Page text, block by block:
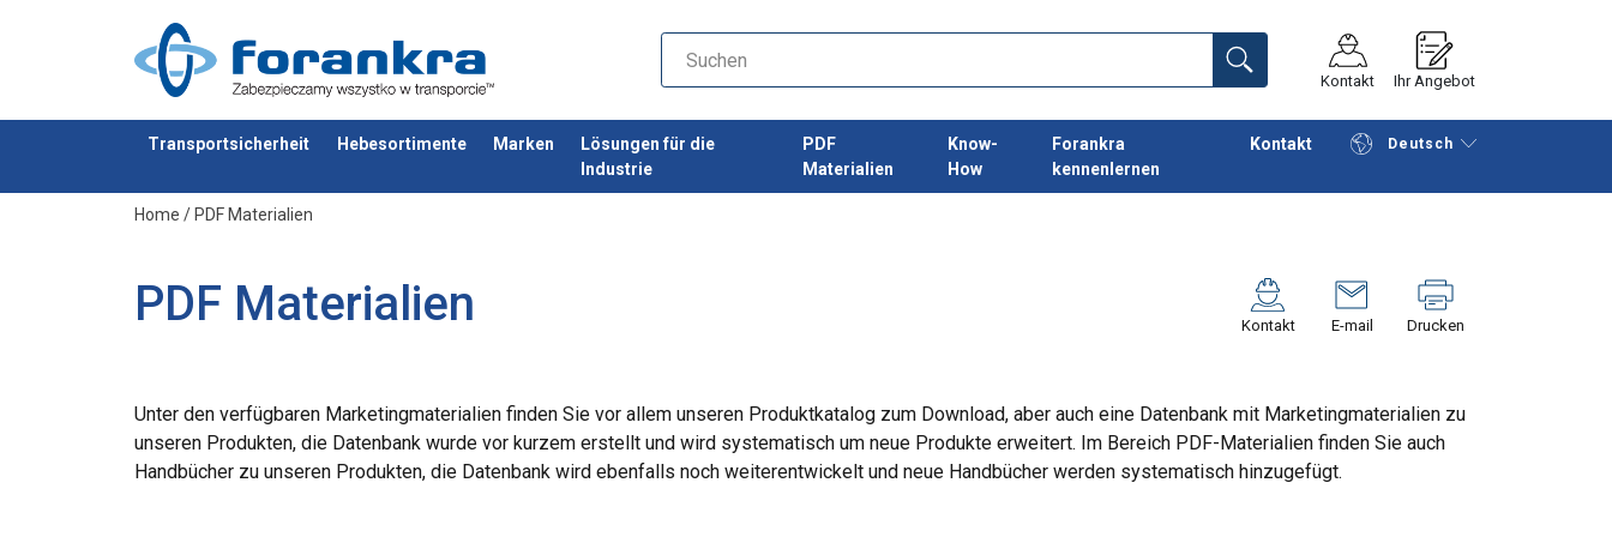
Kontakt Ihr Angebot
Transportsicherheit Hebesortimente Marken
Lösungen für die
Industrie
PDF
Materialien
Know-
How
Forankra
kennenlernen
Kontakt Deutsch
Anfragen Fortfahren Anfrage senden
Home / PDF Materialien
PDF Materialien Kontakt E-mail Drucken
Unter den verfügbaren Marketingmaterialien finden Sie vor allem unseren Produktkatalog zum Download, aber auch eine Datenbank mit Marketingmaterialien zu
unseren Produkten, die Datenbank wurde vor kurzem erstellt und wird systematisch um neue Produkte erweitert. Im Bereich PDF-Materialien finden Sie auch
Handbücher zu unseren Produkten, die Datenbank wird ebenfalls noch weiterentwickelt und neue Handbücher werden systematisch hinzugefügt.